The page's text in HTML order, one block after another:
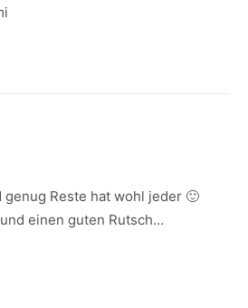
Reste hat wohl jeder 🙂
einen guten Rutsch…